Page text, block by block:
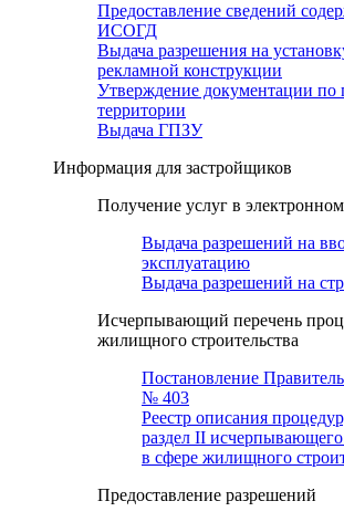
Предоставление сведений
ИСОГД
Выдача разрешения на
рекламной конструкции
Утверждение документации по
территории
Выдача ГПЗУ
Информация для застройщиков
Получение услуг в
Выдача разрешений на
эксплуатацию
Выдача разрешений на
Исчерпывающий перечень
жилищного строительства
Постановление
№ 403
Реестр описания
раздел II
в сфере жилищного
Предоставление разрешений